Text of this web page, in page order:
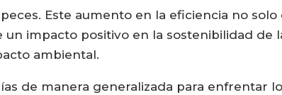
Este aumento en la eficiencia no solo
impacto positivo en la sostenibilidad de
ambiental.
de manera generalizada para enfrentar